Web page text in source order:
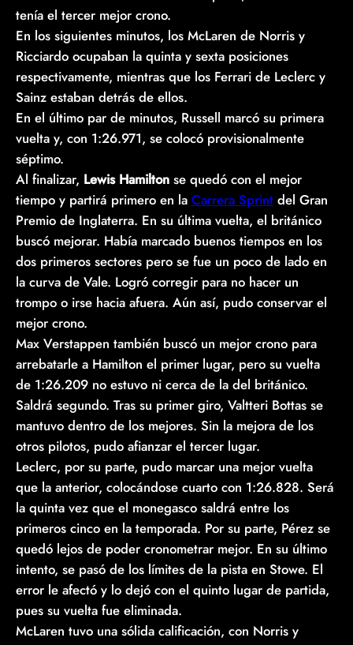
tenía el tercer mejor crono.
En los siguientes minutos, los McLaren de Norris y
Ricciardo ocupaban la quinta y sexta posiciones
respectivamente, mientras que los Ferrari de Leclerc y
Sainz estaban detrás de ellos.
En el último par de minutos, Russell marcó su primera
vuelta y, con 1:26.971, se colocó provisionalmente
séptimo.
Al finalizar, Lewis Hamilton se quedó con el mejor
tiempo y partirá primero en la Carrera Sprint del Gran
Premio de Inglaterra. En su última vuelta, el británico
buscó mejorar. Había marcado buenos tiempos en los
dos primeros sectores pero se fue un poco de lado en
la curva de Vale. Logró corregir para no hacer un
trompo o irse hacia afuera. Aún así, pudo conservar el
mejor crono.
Max Verstappen también buscó un mejor crono para
arrebatarle a Hamilton el primer lugar, pero su vuelta
de 1:26.209 no estuvo ni cerca de la del británico.
Saldrá segundo. Tras su primer giro, Valtteri Bottas se
mantuvo dentro de los mejores. Sin la mejora de los
otros pilotos, pudo afianzar el tercer lugar.
Leclerc, por su parte, pudo marcar una mejor vuelta
que la anterior, colocándose cuarto con 1:26.828. Será
la quinta vez que el monegasco saldrá entre los
primeros cinco en la temporada. Por su parte, Pérez se
quedó lejos de poder cronometrar mejor. En su último
intento, se pasó de los límites de la pista en Stowe. El
error le afectó y lo dejó con el quinto lugar de partida,
pues su vuelta fue eliminada.
McLaren tuvo una sólida calificación, con Norris y